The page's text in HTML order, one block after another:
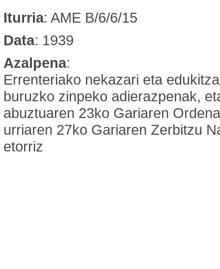
Iturria: AME B/6/6/15
Data: 1939
Azalpena:
Errenteriako nekazari eta
buruzko zinpeko adierazpenak,
abuztuaren 23ko Gariaren
urriaren 27ko Gariaren Zerbitzu
etorriz